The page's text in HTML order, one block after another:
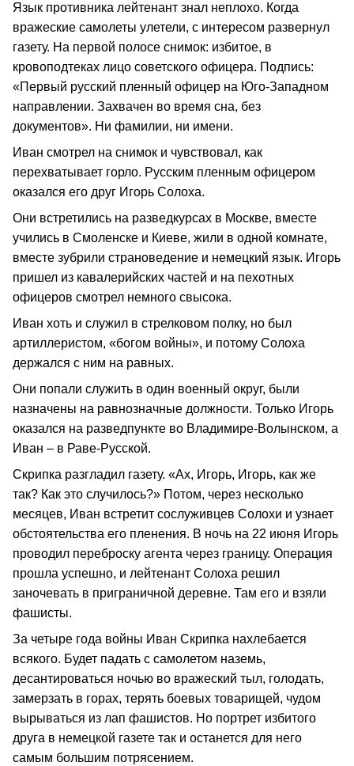
Язык противника лейтенант знал неплохо. Когда
вражеские самолеты улетели, с интересом развернул
газету. На первой полосе снимок: избитое, в
кровоподтеках лицо советского офицера. Подпись:
«Первый русский пленный офицер на Юго-Западном
направлении. Захвачен во время сна, без
документов». Ни фамилии, ни имени.
Иван смотрел на снимок и чувствовал, как
перехватывает горло. Русским пленным офицером
оказался его друг Игорь Солоха.
Они встретились на разведкурсах в Москве, вместе
учились в Смоленске и Киеве, жили в одной комнате,
вместе зубрили страноведение и немецкий язык. Игорь
пришел из кавалерийских частей и на пехотных
офицеров смотрел немного свысока.
Иван хоть и служил в стрелковом полку, но был
артиллеристом, «богом войны», и потому Солоха
держался с ним на равных.
Они попали служить в один военный округ, были
назначены на равнозначные должности. Только Игорь
оказался на разведпункте во Владимире-Волынском, а
Иван – в Раве-Русской.
Скрипка разгладил газету. «Ах, Игорь, Игорь, как же
так? Как это случилось?» Потом, через несколько
месяцев, Иван встретит сослуживцев Солохи и узнает
обстоятельства его пленения. В ночь на 22 июня Игорь
проводил переброску агента через границу. Операция
прошла успешно, и лейтенант Солоха решил
заночевать в приграничной деревне. Там его и взяли
фашисты.
За четыре года войны Иван Скрипка нахлебается
всякого. Будет падать с самолетом наземь,
десантироваться ночью во вражеский тыл, голодать,
замерзать в горах, терять боевых товарищей, чудом
вырываться из лап фашистов. Но портрет избитого
друга в немецкой газете так и останется для него
самым большим потрясением.